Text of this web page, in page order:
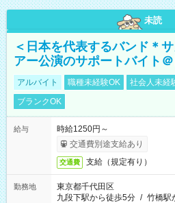
未読
＜日本を代表するバンド＊
アー公演のサポートバイト
アルバイト 職種未経験OK 社会人未経
ブランクOK
給与
時給1250円～
交通費別途支給あり
交通費 支給（規定有り）
勤務地
東京都千代田区
九段下駅から徒歩5分 / 竹橋駅